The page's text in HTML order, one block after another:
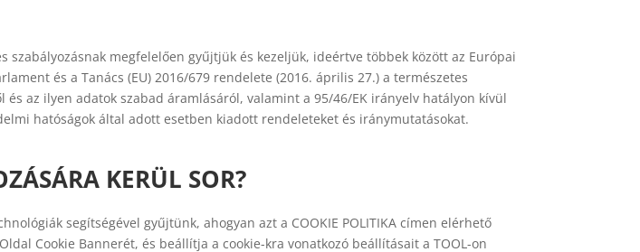
megfelelően gyűjtjük és kezeljük, ideértve többek között az Európai
és a Tanács (EU) 2016/679 rendelete (2016. április 27.) a természetes
az ilyen adatok szabad áramlásáról, valamint a 95/46/EK irányelv hatályon kívül
hatóságok által adott esetben kiadott rendeleteket és iránymutatásokat.
KERÜL SOR?
segítségével gyűjtünk, ahogyan azt a COOKIE POLITIKA címen elérhető
Cookie Bannerét, és beállítja a cookie-kra vonatkozó beállításait a TOOL-on